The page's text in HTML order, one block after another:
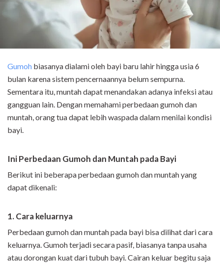
Gumoh biasanya dialami oleh bayi baru lahir hingga usia 6
bulan karena sistem pencernaannya belum sempurna.
Sementara itu, muntah dapat menandakan adanya infeksi atau
gangguan lain. Dengan memahami perbedaan gumoh dan
muntah, orang tua dapat lebih waspada dalam menilai kondisi
bayi.
Ini Perbedaan Gumoh dan Muntah pada Bayi
Berikut ini beberapa perbedaan gumoh dan muntah yang
dapat dikenali:
1. Cara keluarnya
Perbedaan gumoh dan muntah pada bayi bisa dilihat dari cara
keluarnya. Gumoh terjadi secara pasif, biasanya tanpa usaha
atau dorongan kuat dari tubuh bayi. Cairan keluar begitu saja